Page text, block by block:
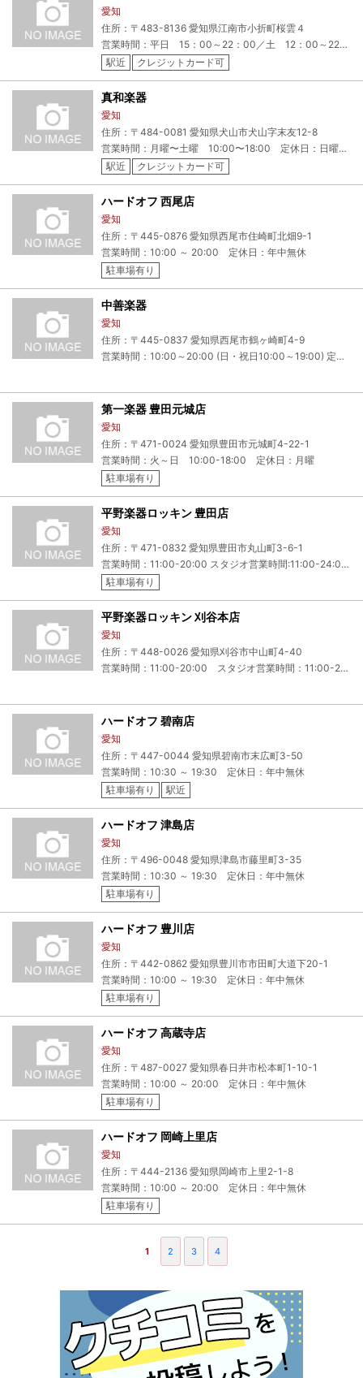
愛知
住所：〒483-8136 愛知県江南市小折町桜雲４
営業時間：平日 15：00～22：00／土 12：00～22：00／日祝12：00～18：00／定休日：毎週水曜日 祝日の月曜日 （年末年始・お盆・臨時休業あり）
駅近
クレジットカード可
真和楽器
愛知
住所：〒484-0081 愛知県犬山市犬山字末友12-8
営業時間：月曜〜土曜 10:00〜18:00 定休日：日曜・祝日休＊他夏季,年末年始,GW店休日有
駅近
クレジットカード可
ハードオフ 西尾店
愛知
住所：〒445-0876 愛知県西尾市住崎町北畑9-1
営業時間：10:00 ～ 20:00 定休日：年中無休
駐車場有り
中善楽器
愛知
住所：〒445-0837 愛知県西尾市鶴ヶ崎町4-9
営業時間：10:00～20:00 (日・祝日10:00～19:00) 定休日：夏季休業、年末年始休業
第一楽器 豊田元城店
愛知
住所：〒471-0024 愛知県豊田市元城町4-22-1
営業時間：火～日 10:00-18:00 定休日：月曜
駐車場有り
平野楽器ロッキン 豊田店
愛知
住所：〒471-0832 愛知県豊田市丸山町3-6-1
営業時間：11:00-20:00 スタジオ営業時間:11:00-24:00 (事前予約が必要となります。) 定休日:水曜日
駐車場有り
平野楽器ロッキン 刈谷本店
愛知
住所：〒448-0026 愛知県刈谷市中山町4-40
営業時間：11:00-20:00 スタジオ営業時間：11:00-24:00(要予約) 定休日：水曜日
ハードオフ 碧南店
愛知
住所：〒447-0044 愛知県碧南市末広町3-50
営業時間：10:30 ～ 19:30 定休日：年中無休
駐車場有り
駅近
ハードオフ 津島店
愛知
住所：〒496-0048 愛知県津島市藤里町3-35
営業時間：10:30 ～ 19:30 定休日：年中無休
駐車場有り
ハードオフ 豊川店
愛知
住所：〒442-0862 愛知県豊川市市田町大道下20-1
営業時間：10:00 ～ 19:30 定休日：年中無休
駐車場有り
ハードオフ 高蔵寺店
愛知
住所：〒487-0027 愛知県春日井市松本町1-10-1
営業時間：10:00 ～ 20:00 定休日：年中無休
駐車場有り
ハードオフ 岡崎上里店
愛知
住所：〒444-2136 愛知県岡崎市上里2-1-8
営業時間：10:00 ～ 20:00 定休日：年中無休
駐車場有り
1 2 3 4